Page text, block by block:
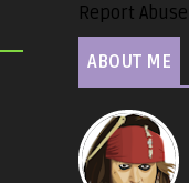
Report Abuse
ABOUT ME